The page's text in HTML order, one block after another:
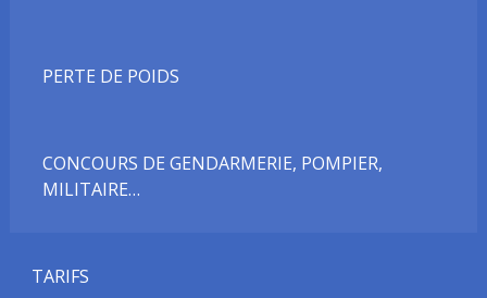
PERTE DE POIDS
CONCOURS DE GENDARMERIE, POMPIER,
MILITAIRE…
TARIFS